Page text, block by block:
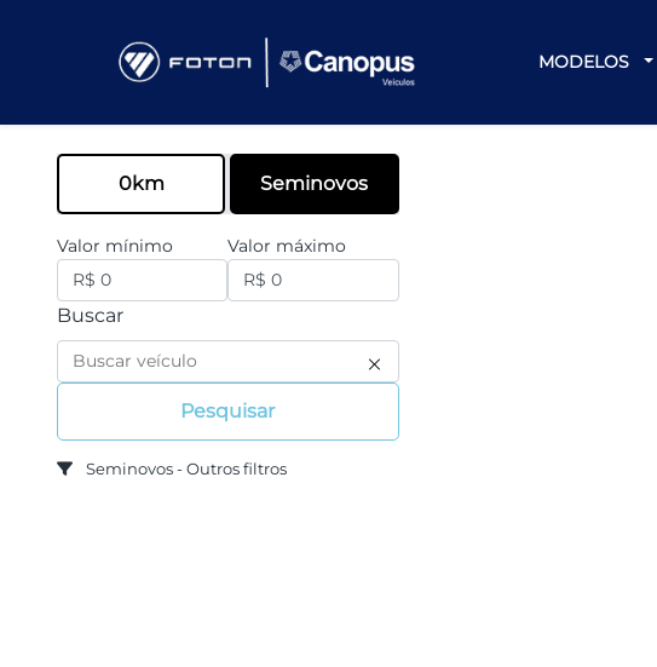
MODELOS
0km Seminovos
Valor mínimo Valor máximo
Buscar
Pesquisar
Seminovos - Outros filtros